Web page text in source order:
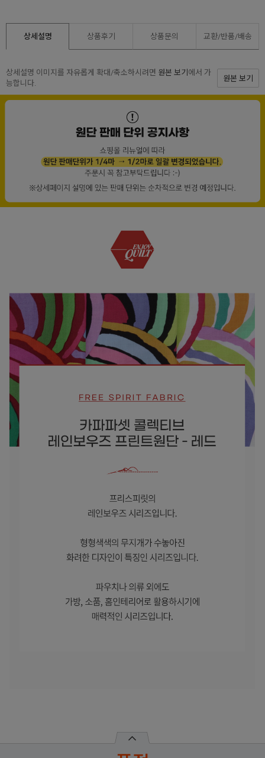
상세설명 상품후기 상품문의 교환/반품/배송
상세설명 이미지를 자유롭게 확대/축소하시려면 원본 보기 에서 가
능합니다.
원본 보기